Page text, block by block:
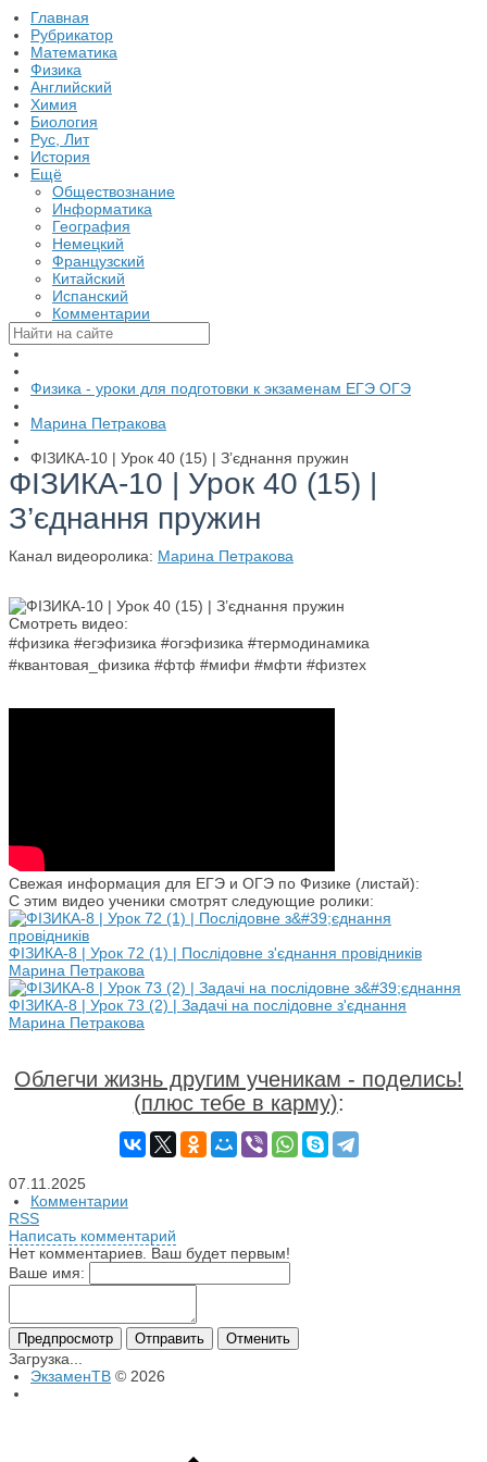
Главная
Рубрикатор
Математика
Физика
Английский
Химия
Биология
Рус, Лит
История
Ещё
Обществознание
Информатика
География
Немецкий
Французский
Китайский
Испанский
Комментарии
Физика - уроки для подготовки к экзаменам ЕГЭ ОГЭ
Марина Петракова
ФІЗИКА-10 | Урок 40 (15) | З’єднання пружин
ФІЗИКА-10 | Урок 40 (15) |
З’єднання пружин
Канал видеоролика: Марина Петракова
Смотреть видео:
#физика #егэфизика #огэфизика #термодинамика
#квантовая_физика #фтф #мифи #мфти #физтех
Свежая информация для ЕГЭ и ОГЭ по Физике (листай):
С этим видео ученики смотрят следующие ролики:
ФІЗИКА-8 | Урок 72 (1) | Послідовне з'єднання провідників
Марина Петракова
ФІЗИКА-8 | Урок 73 (2) | Задачі на послідовне з'єднання
Марина Петракова
Облегчи жизнь другим ученикам - поделись!
(плюс тебе в карму):
07.11.2025
Комментарии
RSS
Написать комментарий
Нет комментариев. Ваш будет первым!
Ваше имя:
Загрузка...
ЭкзаменТВ © 2026